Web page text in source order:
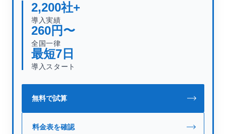
2,200社+
導入実績
260円〜
全国一律
最短7 日
導入スタート
無料で試算
料金表を確認